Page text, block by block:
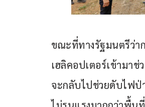
ขณะที่ทางรัฐมนตรีว่า
เฮลิคอปเตอร์เข้ามา
จะกลับไปช่วยดับไฟป่